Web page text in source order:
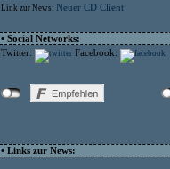
Link zur News: Neuer CD Client
• Social Networks:
Twitter:
Facebook:
• Links zur News: